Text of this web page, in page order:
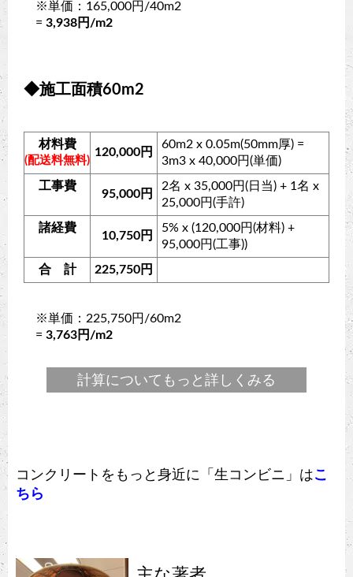
※単価：165,000円/40m2
= 3,938円/m2
◆施工面積60m2
材料費
(配送料無料)
120,000円
60m2 x 0.05m(50mm厚) =
3m3 x 40,000円(単価)
工事費
95,000円
2名 x 35,000円(日当) + 1名 x
25,000円(手許)
諸経費
10,750円
5% x (120,000円(材料) +
95,000円(工事))
合 計
225,750円
※単価：225,750円/60m2
= 3,763円/m2
計算についてもっと詳しくみる
コンクリートをもっと身近に「生コンビニ」はこ
ちら